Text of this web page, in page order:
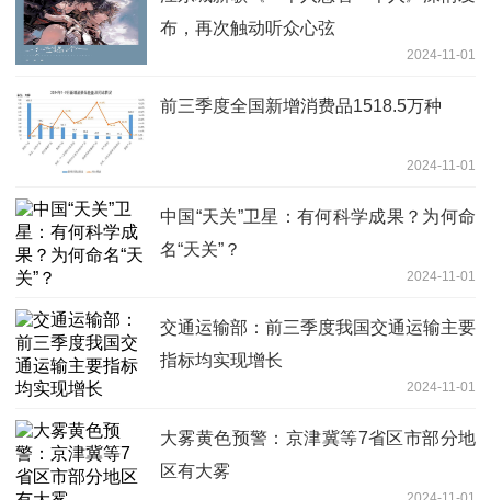
布，再次触动听众心弦
2024-11-01
前三季度全国新增消费品1518.5万种
2024-11-01
中国“天关”卫星：有何科学成果？为何命
名“天关”？
2024-11-01
交通运输部：前三季度我国交通运输主要
指标均实现增长
2024-11-01
大雾黄色预警：京津冀等7省区市部分地
区有大雾